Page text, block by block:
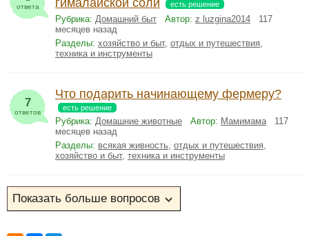
ответа есть решение
Рубрика: Домашний быт Автор: z luzgina2014 117
месяцев назад
Разделы: хозяйство и быт, отдых и путешествия
техника и инструменты
7
ответов
Что подарить начинающему фермеру?
есть решение
Рубрика: Домашние животные Автор: Мамимама 117
месяцев назад
Разделы: всякая живность отдых и путешествия
хозяйство и быт, техника и инструменты